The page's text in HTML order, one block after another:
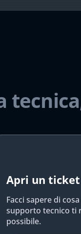
Apri un ticket
Facci sapere di
supporto tecnico ti
possibile.